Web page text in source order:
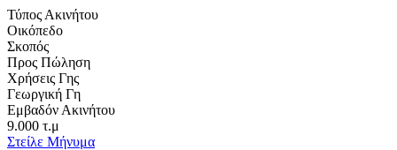
Τύπος Ακινήτου
Οικόπεδο
Σκοπός
Προς Πώληση
Χρήσεις Γης
Γεωργική Γη
Εμβαδόν Ακινήτου
9.000 τ.μ
Στείλε Μήνυμα